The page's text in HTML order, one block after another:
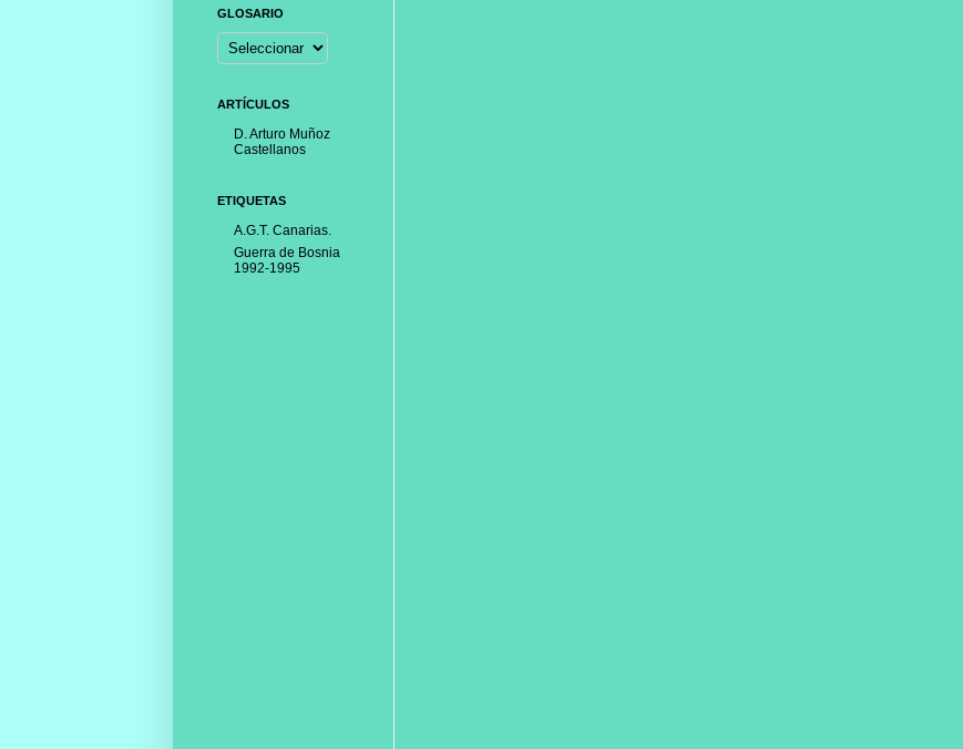
GLOSARIO
ARTÍCULOS
D. Arturo Muñoz
Castellanos
ETIQUETAS
A.G.T. Canarias.
Guerra de Bosnia
1992-1995